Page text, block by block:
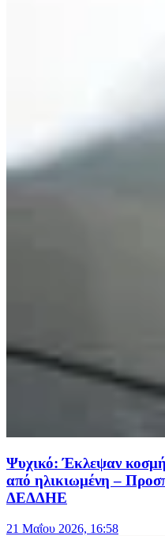
Ψυχικό: Έκλεψαν
από ηλικιωμένη –
ΔΕΔΔΗΕ
21 Μαΐου 2026, 16:58